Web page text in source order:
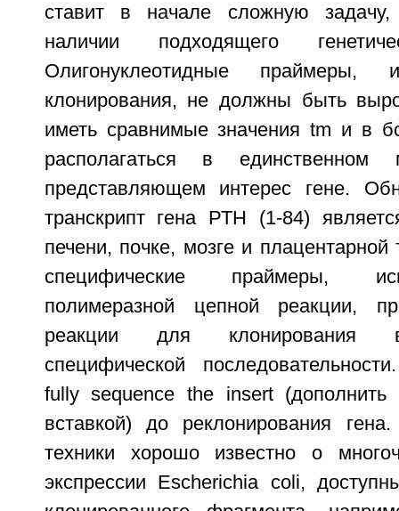
ставит в начале сложную
наличии подходящего
Олигонуклеотидные праймеры,
клонирования, не должны быть
иметь сравнимые значения tm и в
располагаться в единственном
представляющем интерес гене.
транскрипт гена РТН (1-84)
печени, почке, мозге и плацентарной
специфические праймеры,
полимеразной цепной реакции,
реакции для клонирования
специфической
fully sequence the insert (дополнить
вставкой) до реклонирования
техники хорошо известно о
экспрессии Escherichia coli,